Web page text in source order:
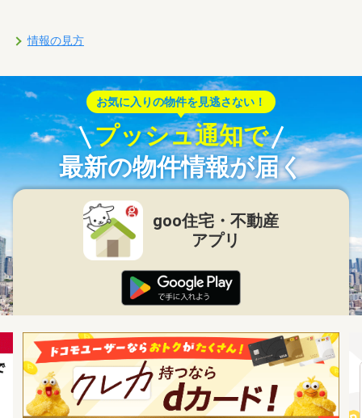
情報の見方
お気に入りの物件を見逃さない！
プッシュ通知で
最新の物件情報が届く
goo住宅・不動産
アプリ